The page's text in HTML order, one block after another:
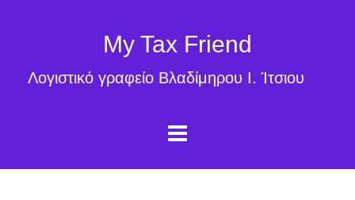
My Tax Friend
Λογιστικό γραφείο Βλαδίμηρου Ι. Ίτσιου